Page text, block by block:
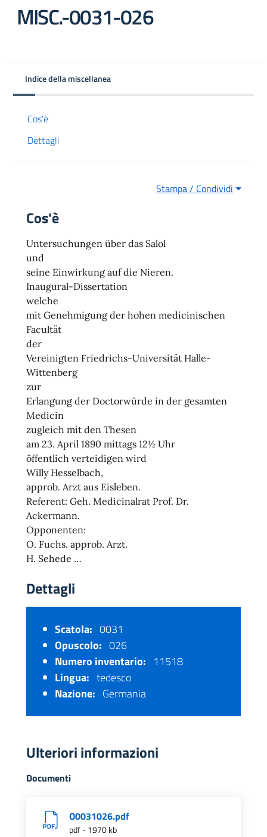
MISC.-0031-026
Indice della miscellanea
Cos'è
Dettagli
Stampa / Condividi
Cos'è
Untersuchungen über das Salol
und
seine Einwirkung auf die Nieren.
Inaugural-Dissertation
welche
mit Genehmigung der hohen medicinischen
Facultät
der
Vereinigten Friedrichs-Universität Halle-
Wittenberg
zur
Erlangung der Doctorwürde in der gesamten
Medicin
zugleich mit den Thesen
am 23. April 1890 mittags 12½ Uhr
öffentlich verteidigen wird
Willy Hesselbach,
approb. Arzt aus Eisleben.
Referent: Geh. Medicinalrat Prof. Dr.
Ackermann.
Opponenten:
O. Fuchs. approb. Arzt.
H. Sehede …
Dettagli
Scatola: 0031
Opuscolo: 026
Numero inventario: 11518
Lingua: tedesco
Nazione: Germania
Ulteriori informazioni
Documenti
O0031026.pdf
pdf - 1970 kb